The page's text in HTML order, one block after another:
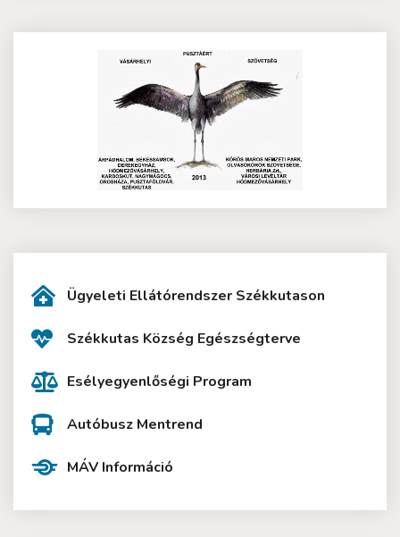
Ügyeleti Ellátórendszer Székkutason
Székkutas Község Egészségterve
Esélyegyenlőségi Program
Autóbusz Mentrend
MÁV Információ